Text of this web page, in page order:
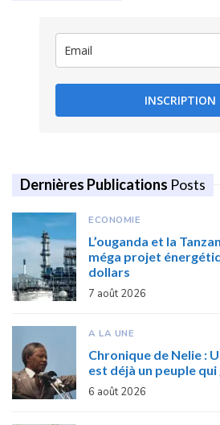
INSCRIPTION
Dernières Publications Posts
ECONOMIE
L’ouganda et la
méga projet
dollars
7 août 2026
A LA UNE
Chronique de Nelie :
est déjà un peuple qui
6 août 2026